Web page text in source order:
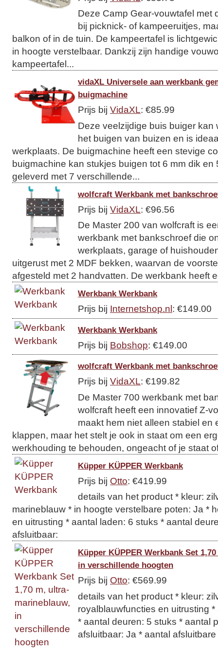
Deze Camp Gear-vouwtafel met
bij picknick- of kampeeruitjes,
balkon of in de tuin. De kampeertafel is
in hoogte verstelbaar. Dankzij zijn handige
kampeertafel...
vidaXL Universele aan werkbank
buigmachine
Prijs bij VidaXL: €85.99
Deze veelzijdige buis buiger kan
het buigen van buizen en is
werkplaats. De buigmachine heeft een stevige
buigmachine kan stukjes buigen tot 6 mm dik en
geleverd met 7 verschillende...
wolfcraft Werkbank met
Prijs bij VidaXL: €96.56
De Master 200 van wolfcraft is
werkbank met bankschroef die
werkplaats, garage of
uitgerust met 2 MDF bekken, waarvan de
afgesteld met 2 handvatten. De werkbank heeft
Werkbank Werkbank
Prijs bij Internetshop.nl: €149.00
Werkbank Werkbank
Prijs bij Bobshop: €149.00
wolfcraft Werkbank met
Prijs bij VidaXL: €199.82
De Master 700 werkbank met
wolfcraft heeft een innovatief Z-
maakt hem niet alleen stabiel en
klappen, maar het stelt je ook in staat om een
werkhouding te behouden, ongeacht of je staat
Küpper KÜPPER Werkbank
Prijs bij Otto: €419.99
details van het product * kleur:
marineblauw * in hoogte verstelbare poten: Ja *
en uitrusting * aantal laden: 6 stuks * aantal
afsluitbaar:
Küpper KÜPPER Werkbank Set
in verschillende hoogten
Prijs bij Otto: €569.99
details van het product * kleur:
royalblauwfuncties en uitrusting
* aantal deuren: 5 stuks * aantal
afsluitbaar: Ja * aantal afsluitbare